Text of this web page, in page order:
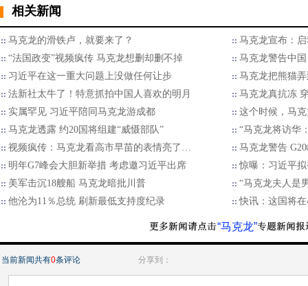
相关新闻
马克龙的滑铁卢，就要来了？
马克龙宣布：
“法国政变”视频疯传 马克龙想删却删不掉
马克龙警告中
习近平在这一重大问题上没做任何让步
马克龙把熊猫
法新社太牛了！特意抓拍中国人喜欢的明月
马克龙真抗冻
实属罕见 习近平陪同马克龙游成都
这个时候，马
马克龙透露 约20国将组建“威慑部队”
“马克龙将访华
视频疯传：马克龙看高市早苗的表情亮了…
马克龙警告
明年G7峰会大胆新举措 考虑邀习近平出席
惊曝：习近平
美军击沉18艘船 马克龙暗批川普
“马克龙夫人是
他沦为11％总统 刷新最低支持度纪录
快讯：这国将
“马克龙”
当前新闻共有0条评论 分享到：